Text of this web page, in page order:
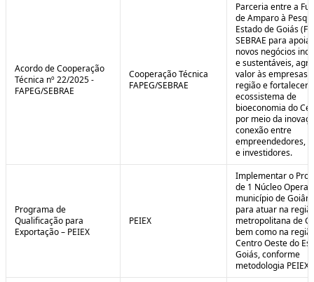
Acordo de Cooperação
Técnica nº 22/2025 -
FAPEG/SEBRAE
Cooperação Técnica
FAPEG/SEBRAE
Parceria entre a
de Amparo à
Estado de Goiás
SEBRAE para
novos negócios
e sustentáveis,
valor às empresas
região e fortalecer
ecossistema de
bioeconomia do
por meio da
conexão entre
empreendedores,
e investidores.
Programa de
Qualificação para
Exportação – PEIEX
PEIEX
Implementar o
de 1 Núcleo
município de
para atuar na
metropolitana de
bem como na
Centro Oeste do
Goiás, conforme
metodologia PEIEX.